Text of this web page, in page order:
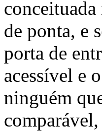
de ponta, e
porta de
acessível e
ninguém